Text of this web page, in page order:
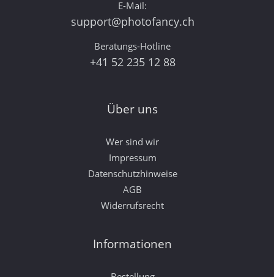
E-Mail:
support@photofancy.ch
Beratungs-Hotline
+41 52 235 12 88
Über uns
Wer sind wir
Impressum
Datenschutzhinweise
AGB
Widerrufsrecht
Informationen